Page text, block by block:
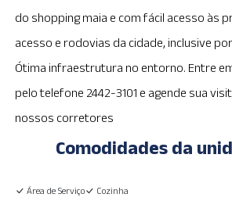
do shopping maia e com fácil acesso às
acesso e rodovias da cidade, inclusive
Ótima infraestrutura no entorno. Entre
pelo telefone 2442-3101 e agende sua
nossos corretores
Comodidades da
Área de Serviço Cozinha